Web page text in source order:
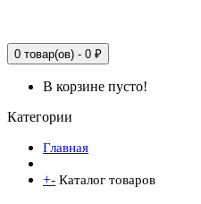
0 товар(ов) - 0 ₽
В корзине пусто!
Категории
Главная
+- Каталог товаров